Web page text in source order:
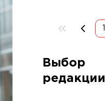
Выбор
редакции